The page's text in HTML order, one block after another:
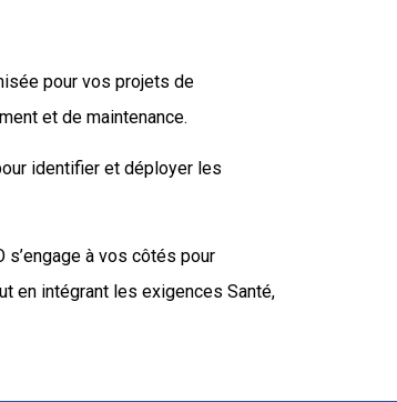
pour vos projets de
et de maintenance.
identifier et déployer les
s’engage à vos côtés pour
en intégrant les exigences Santé,